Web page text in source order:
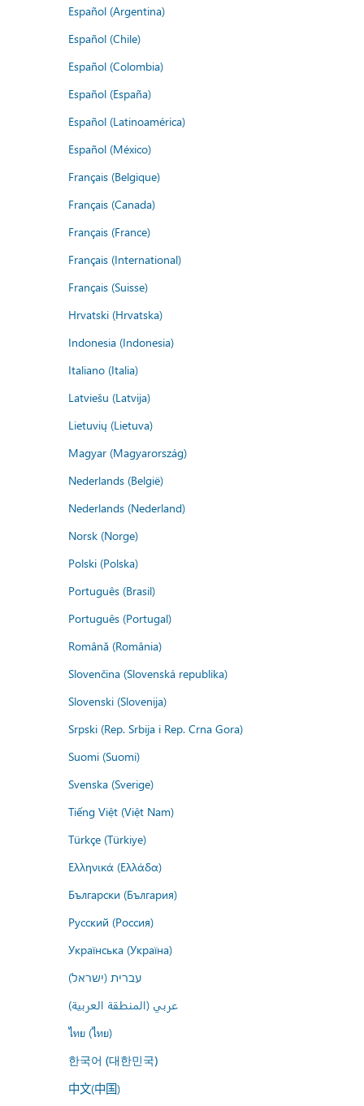
Español (Argentina)
Español (Chile)
Español (Colombia)
Español (España)
Español (Latinoamérica)
Español (México)
Français (Belgique)
Français (Canada)
Français (France)
Français (International)
Français (Suisse)
Hrvatski (Hrvatska)
Indonesia (Indonesia)
Italiano (Italia)
Latviešu (Latvija)
Lietuvių (Lietuva)
Magyar (Magyarország)
Nederlands (België)
Nederlands (Nederland)
Norsk (Norge)
Polski (Polska)
Português (Brasil)
Português (Portugal)
Română (România)
Slovenčina (Slovenská republika)
Slovenski (Slovenija)
Srpski (Rep. Srbija i Rep. Crna Gora)
Suomi (Suomi)
Svenska (Sverige)
Tiếng Việt (Việt Nam)
Türkçe (Türkiye)
Ελληνικά (Ελλάδα)
Български (България)
Русский (Россия)
Українська (Україна)
עברית (ישראל)
عربي (المنطقة العربية)
ไทย (ไทย)
한국어 (대한민국)
中文(中国)